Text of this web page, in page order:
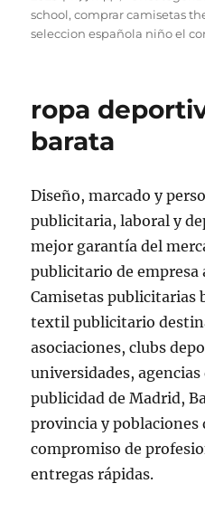
el
school,comprar camisetas
seleccion española niño el
ropa
barata
Diseño, marcado y
publicitaria, laboral y
mejor garantía del
publicitario de empresa
Camisetas publicitarias
textil publicitario
asociaciones, clubs
universidades,
publicidad de Madrid,
provincia y poblaciones
compromiso de
entregas rápidas.